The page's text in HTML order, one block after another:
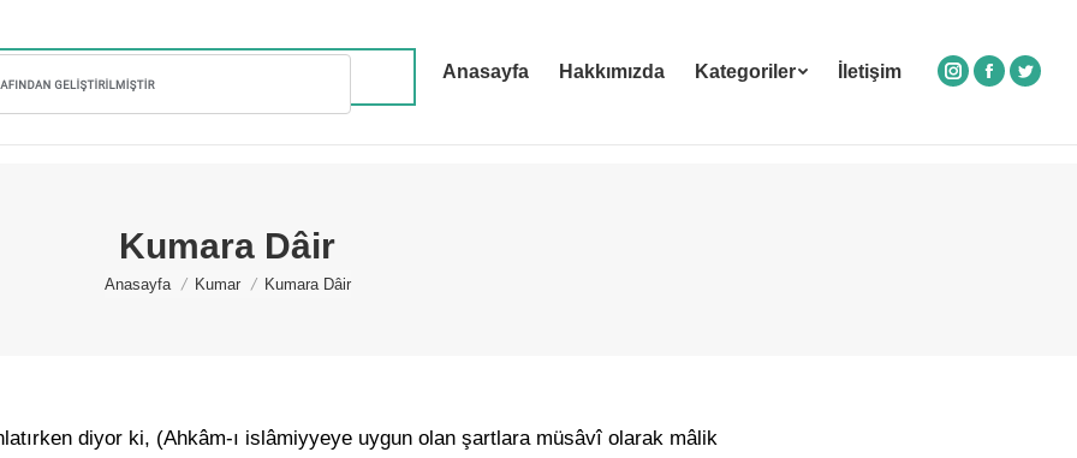
Anasayfa Hakkımızda Kategoriler İletişim
Instagram
Facebook
Kumara Dâir
You are here:
Anasayfa Kumar Kumara Dâir
diyor ki, (Ahkâm-ı islâmiyyeye uygun olan şartlara müsâvî olarak mâlik